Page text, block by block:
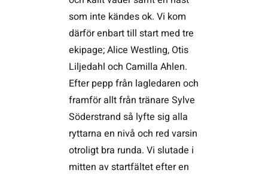
som inte kändes ok. Vi kom
därför enbart till start med tre
ekipage; Alice Westling, Otis
Liljedahl och Camilla Ahlen.
Efter pepp från lagledaren och
framför allt från tränare Sylve
Söderstrand så lyfte sig alla
ryttarna en nivå och red varsin
otroligt bra runda. Vi slutade i
mitten av startfältet efter en